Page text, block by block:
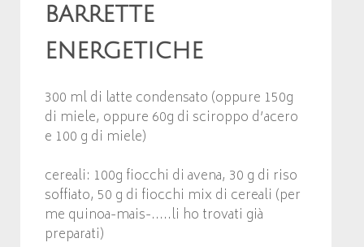
barrette
energetiche
300 ml di latte condensato (oppure 150g
di miele, oppure 60g di sciroppo d’acero
e 100 g di miele)
cereali: 100g fiocchi di avena, 30 g di riso
soffiato, 50 g di fiocchi mix di cereali (per
me quinoa-mais-…..li ho trovati già
preparati)